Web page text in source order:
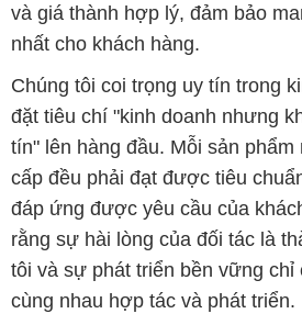
và giá thành hợp lý, đảm bảo
nhất cho khách hàng.
Chúng tôi coi trọng uy tín trong
đặt tiêu chí "kinh doanh nhưng
tín" lên hàng đầu. Mỗi sản phẩm
cấp đều phải đạt được tiêu
đáp ứng được yêu cầu của
rằng sự hài lòng của đối tác là
tôi và sự phát triển bền vững
cùng nhau hợp tác và phát triển.